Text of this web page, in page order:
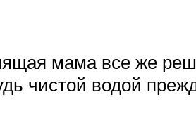
мама все же
чистой водой